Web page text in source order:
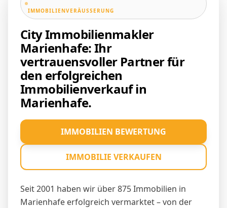
IMMOBILIENVERÄUSSERUNG
City Immobilienmakler
Marienhafe: Ihr
vertrauensvoller Partner für
den erfolgreichen
Immobilienverkauf in
Marienhafe.
Seit 2001 haben wir über 875 Immobilien in
Marienhafe erfolgreich vermarktet – von der
IMMOBILIEN BEWERTUNG
IMMOBILIE VERKAUFEN